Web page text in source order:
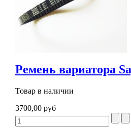
Ремень вариатора
Товар в наличии
3700,00 руб